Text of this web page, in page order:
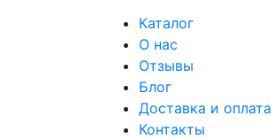
Каталог
О нас
Отзывы
Блог
Доставка и оплата
Контакты